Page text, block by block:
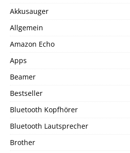
Akkusauger
Allgemein
Amazon Echo
Apps
Beamer
Bestseller
Bluetooth Kopfhörer
Bluetooth Lautsprecher
Brother